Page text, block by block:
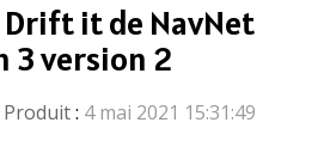
it de NavNet
3 version 2
Produit: 4 mai 2021 15:31:49